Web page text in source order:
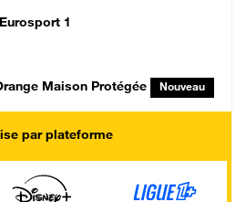
Eurosport 1
Maison Protégée Nouveau
par plateforme